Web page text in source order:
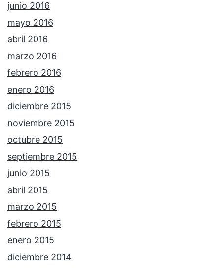
junio 2016
mayo 2016
abril 2016
marzo 2016
febrero 2016
enero 2016
diciembre 2015
noviembre 2015
octubre 2015
septiembre 2015
junio 2015
abril 2015
marzo 2015
febrero 2015
enero 2015
diciembre 2014